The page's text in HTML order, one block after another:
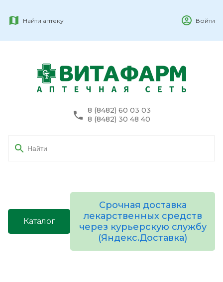
Найти аптеку Войти
8 (8482) 60 03 03
8 (8482) 30 48 40
Каталог
Срочная доставка
лекарственных средств
через курьерскую службу
(Яндекс.Доставка)